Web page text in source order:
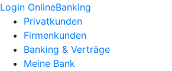
Login OnlineBanking
Privatkunden
Firmenkunden
Banking & Verträge
Meine Bank